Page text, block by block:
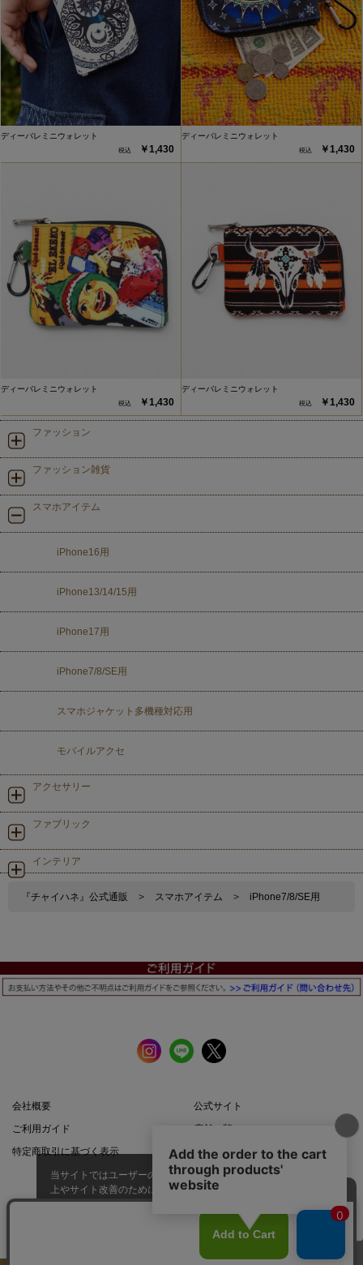
ディーバレミニウォレット
￥1,430
ディーバレミニウォレット
￥1,430
ディーバレミニウォレット
￥1,430
ディーバレミニウォレット
￥1,430
ファッション
ファッション雑貨
スマホアイテム
iPhone16用
iPhone13/14/15用
iPhone17用
iPhone7/8/SE用
スマホジャケット多機種対応用
モバイルアクセ
アクセサリー
ファブリック
インテリア
『チャイハネ』公式通販 > スマホアイテム > iPhone7/8/SE用
会社概要
公式サイト
ご利用ガイド
店舗一覧
特定商取引に基づく表示
プライバシーポリシー
このページのトップへ
当サイトではユーザーの利便性向
上やサイト改善のためにCookieを
使用しています。